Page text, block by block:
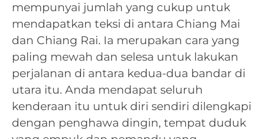
mempunyai jumlah yang cukup untuk
mendapatkan teksi di antara Chiang Mai
dan Chiang Rai. Ia merupakan cara yang
paling mewah dan selesa untuk lakukan
perjalanan di antara kedua-dua bandar di
utara itu. Anda mendapat seluruh
kenderaan itu untuk diri sendiri dilengkapi
dengan penghawa dingin, tempat duduk